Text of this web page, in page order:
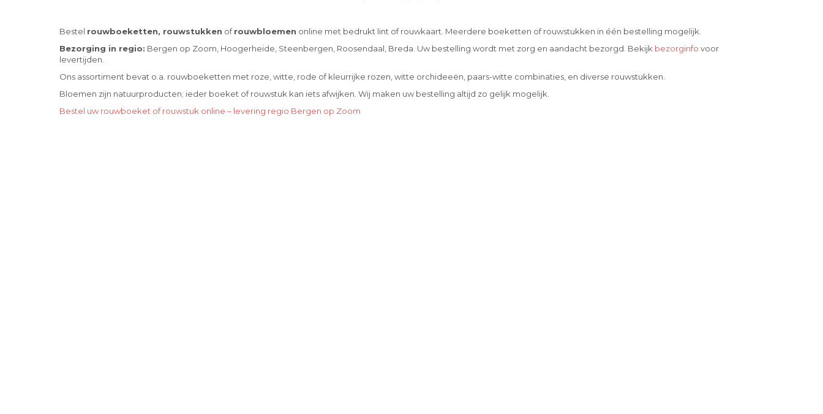
Bestel rouwboeketten, rouwstukken ofrouwbloemen online met bedrukt lint of rouwkaart. Meerdere boeketten of rouwstukken in één bestelling mogelijk.
Bezorging in regio: Bergen op Zoom, Hoogerheide, Steenbergen, Roosendaal, Breda. Uw bestelling wordt met zorg en aandacht bezorgd. Bekijk bezorginfo voor
levertijden.
Ons assortiment bevat o.a. rouwboeketten met roze, witte, rode of kleurrijke rozen, witte orchideeën, paars-witte combinaties, en diverse rouwstukken.
Bloemen zijn natuurproducten; ieder boeket of rouwstuk kan iets afwijken. Wij maken uw bestelling altijd zo gelijk mogelijk.
Bestel uw rouwboeket of rouwstuk online – levering regio Bergen op Zoom